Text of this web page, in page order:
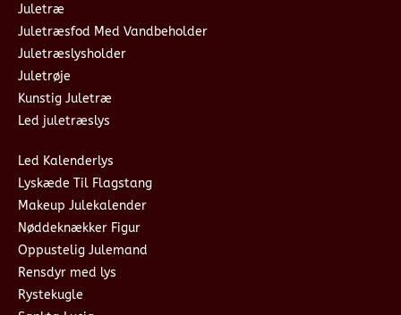
Juletræ
Juletræsfod Med Vandbeholder
Juletræslysholder
Juletrøje
Kunstig Juletræ
Led juletræslys
Led Kalenderlys
Lyskæde Til Flagstang
Makeup Julekalender
Nøddeknækker Figur
Oppustelig Julemand
Rensdyr med lys
Rystekugle